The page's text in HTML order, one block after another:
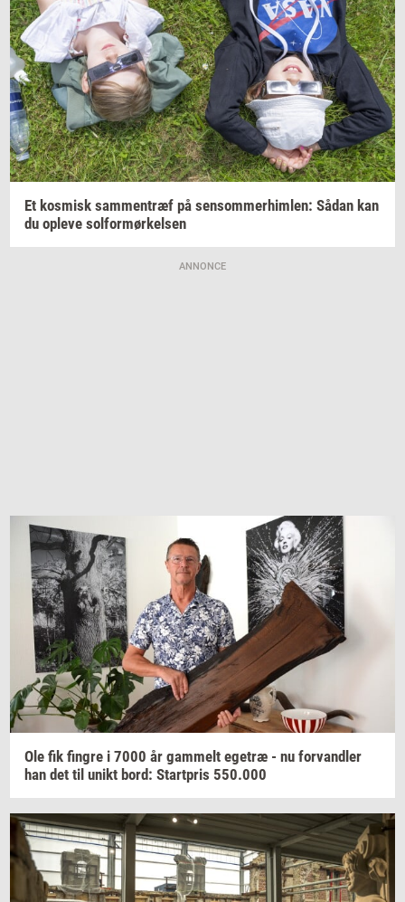
Et kos­misk sam­men­træf på sen­som­mer­him­len: Sådan kan
du op­le­ve sol­for­mør­kel­sen
ANNONCE
Ole fik fin­gre i 7000 år gam­melt ege­træ - nu for­vand­ler
han det til unikt bord: Start­pris 550.000